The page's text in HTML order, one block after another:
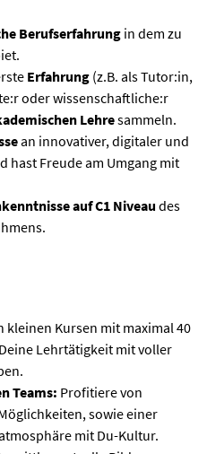
Berufserfahrung in dem zu
Erfahrung (z.B. als Tutor:in,
oder wissenschaftliche:r
Lehresammeln.
an innovativer, digitaler und
hast Freude am Umgang mit
auf C1 Niveau des
kleinen Kursen mit maximal 40
Lehrtätigkeit mit voller
Teams: Profitiere von
sowie einer
mit Du-Kultur.